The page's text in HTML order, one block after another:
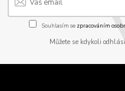
Souhlasím se zpracováním
Můžete se kdykoli